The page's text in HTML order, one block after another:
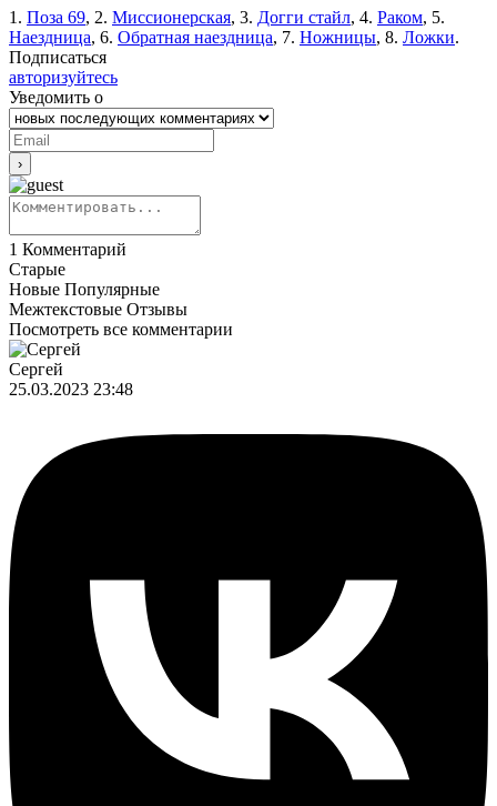
1. Поза 69, 2. Миссионерская, 3. Догги стайл, 4. Раком, 5.
Наездница, 6. Обратная наездница, 7. Ножницы, 8. Ложки.
Подписаться
авторизуйтесь
Уведомить о
1 Комментарий
Старые
Новые Популярные
Межтекстовые Отзывы
Посмотреть все комментарии
Сергей
25.03.2023 23:48